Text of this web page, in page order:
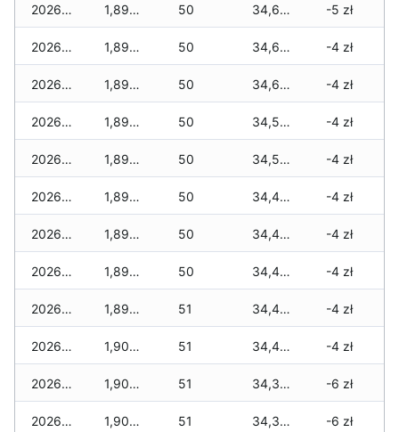
2026-01-27 1,895 zł 50 34,605 zł -5 zł
2026-01-26 1,895 zł 50 34,605 zł -4 zł
2026-01-25 1,895 zł 50 34,605 zł -4 zł
2026-01-24 1,895 zł 50 34,595 zł -4 zł
2026-01-23 1,895 zł 50 34,560 zł -4 zł
2026-01-22 1,895 zł 50 34,490 zł -4 zł
2026-01-21 1,895 zł 50 34,480 zł -4 zł
2026-01-20 1,895 zł 50 34,435 zł -4 zł
2026-01-19 1,895 zł 51 34,435 zł -4 zł
2026-01-18 1,905 zł 51 34,410 zł -4 zł
2026-01-17 1,905 zł 51 34,365 zł -6 zł
2026-01-16 1,905 zł 51 34,330 zł -6 zł